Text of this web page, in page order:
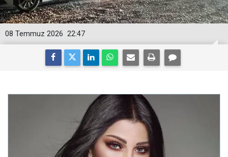
22:47
08 Temmuz 2026